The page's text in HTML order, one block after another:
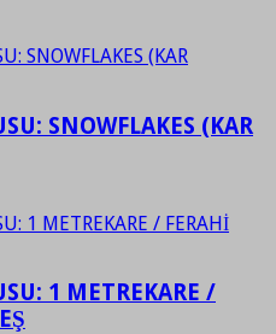
SNOWFLAKES (KAR
1 METREKARE /